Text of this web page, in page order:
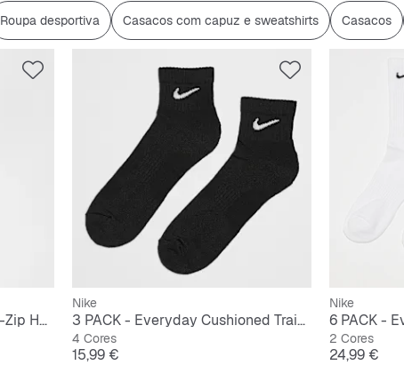
Roupa desportiva Casacos com capuz e sweatshirts Casacos
Sportswear Tech Fleece Full-Zip Hoodie
Nike
3 PACK - Everyday Cushioned Training Ankle Socks
4 Cores
Preço
15,99 €
Nike
2 Cores
Preço
24,99 €